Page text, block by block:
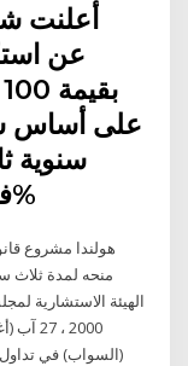
أعلنت
على أساس
فائدة سنوية متغيرة تبلغ 2.25%
منحه لمدة
الهيئة الاستشارية
(السواب) في تداول